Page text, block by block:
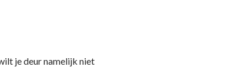
je deur namelijk niet